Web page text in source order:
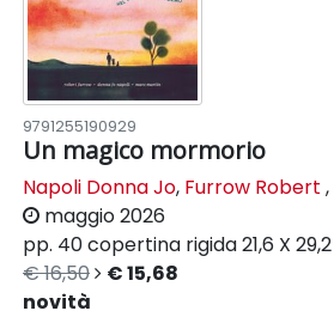
9791255190929
Un magico mormorio
Napoli Donna Jo, Furrow Robert ,
maggio 2026
pp. 40copertina rigida21,6 X 29,2
€ 16,50
€ 15,68
novità